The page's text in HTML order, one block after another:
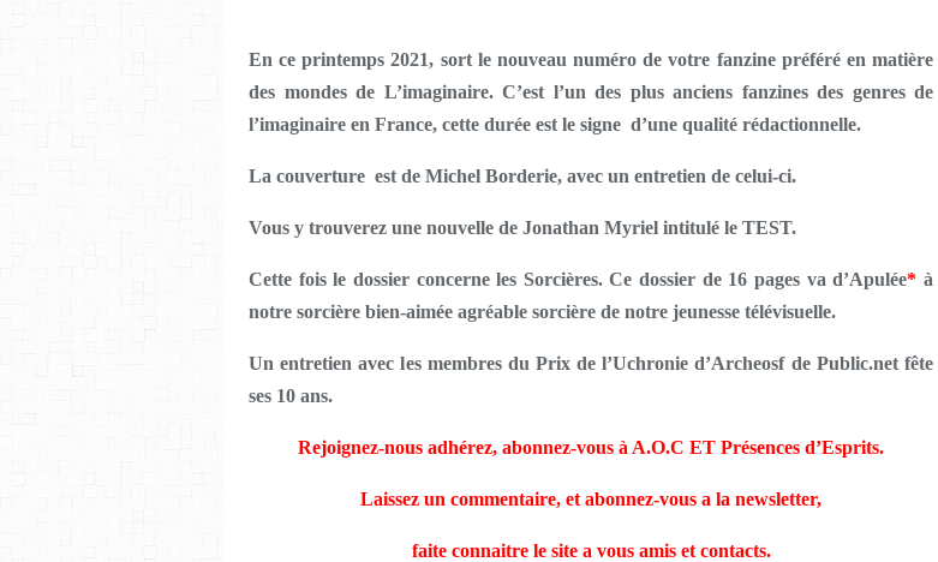
En ce printemps 2021, sort le nouveau numéro de votre fanzine préféré en matière
des mondes de L’imaginaire. C’est l’un des plus anciens fanzines des genres de
l’imaginaire en France, cette durée est le signe d’une qualité rédactionnelle.
La couverture est de Michel Borderie, avec un entretien de celui-ci.
Vous y trouverez une nouvelle de Jonathan Myriel intitulé le TEST.
Cette fois le dossier concerne les Sorcières. Ce dossier de 16 pages va d’Apulée* à
notre sorcière bien-aimée agréable sorcière de notre jeunesse télévisuelle.
Un entretien avec les membres du Prix de l’Uchronie d’Archeosf de Public.net fête
ses 10 ans.
Rejoignez-nous adhérez, abonnez-vous à A.O.C ET Présences d’Esprits.
Laissez un commentaire, et abonnez-vous a la newsletter,
faite connaitre le site a vous amis et contacts.